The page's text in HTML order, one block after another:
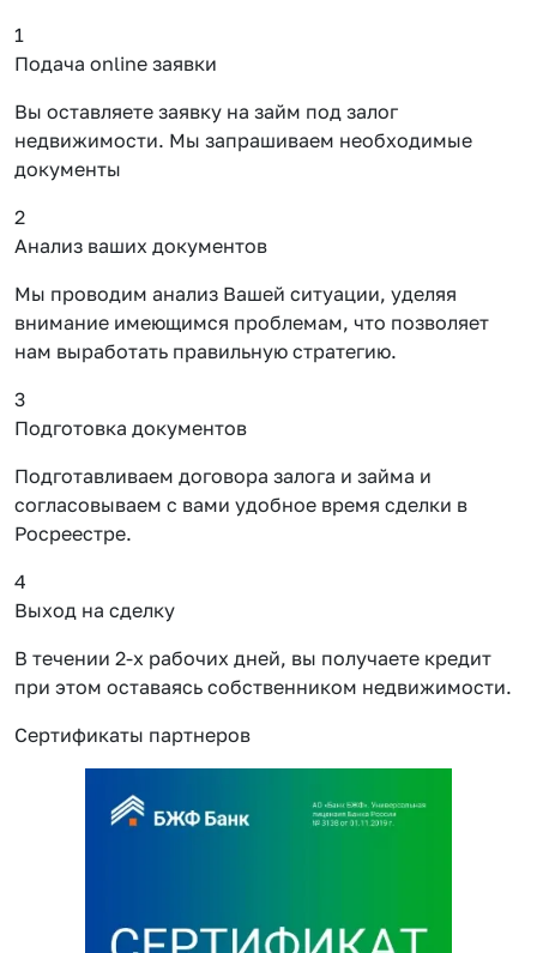
1
Подача online заявки
Вы оставляете заявку на займ под залог
недвижимости. Мы запрашиваем необходимые
документы
2
Анализ ваших документов
Мы проводим анализ Вашей ситуации, уделяя
внимание имеющимся проблемам, что позволяет
нам выработать правильную стратегию.
3
Подготовка документов
Подготавливаем договора залога и займа и
согласовываем с вами удобное время сделки в
Росреестре.
4
Выход на сделку
В течении 2-х рабочих дней, вы получаете кредит
при этом оставаясь собственником недвижимости.
Сертификаты партнеров